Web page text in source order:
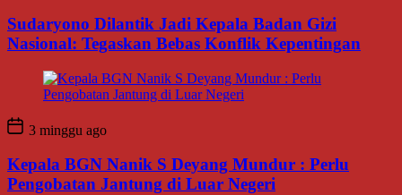
Sudaryono Dilantik Jadi Kepala Badan Gizi
Nasional: Tegaskan Bebas Konflik Kepentingan
3 minggu ago
Kepala BGN Nanik S Deyang Mundur : Perlu
Pengobatan Jantung di Luar Negeri